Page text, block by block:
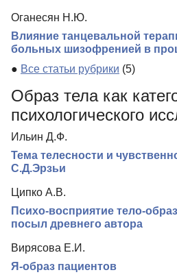
Оганесян Н.Ю.
Влияние танцевальной
больных шизофренией в
● Все статьи рубрики (5)
Образ тела как
психологического
Ильин Д.Ф.
Тема телесности и
С.Д.Эрзьи
Ципко А.В.
Психо-восприятие тело-
посыл древнего автора
Вирясова Е.И.
Я-образ пациентов